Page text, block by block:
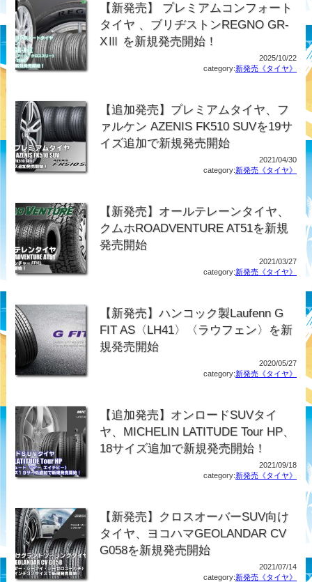
【新発売】 プレミアムコンフォート
タイヤ 、ブリヂストンREGNO GR-
XⅢ を新規発売開始！
2025/10/22
category:新発売《タイヤ》
【追加発売】プレミアムタイヤ、フ
ァルケン AZENIS FK510 SUVを19サ
イズ追加で新規発売開始
2021/04/30
category:新発売《タイヤ》
【新発売】オールテレーンタイヤ、
クムホROADVENTURE AT51を新規
発売開始
2021/03/27
category:新発売《タイヤ》
【新発売】ハンコック製Laufenn G
FIT AS〈LH41〉〈ラウフェン〉を新
規発売開始
2020/05/27
category:新発売《タイヤ》
【追加発売】オンロードSUVタイ
ヤ、MICHELIN LATITUDE Tour HP、
18サイズ追加で新規発売開始！
2021/09/18
category:新発売《タイヤ》
【新発売】クロスオーバーSUV向け
タイヤ、ヨコハマGEOLANDAR CV
G058を新規発売開始
2021/07/14
category:新発売《タイヤ》